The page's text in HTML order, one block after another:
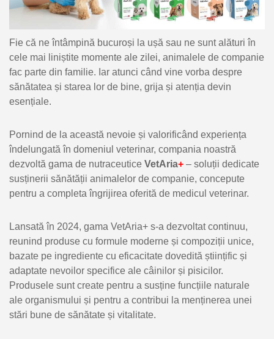
Fie că ne întâmpină bucuroși la ușă sau ne sunt alături în
cele mai liniștite momente ale zilei, animalele de companie
fac parte din familie. Iar atunci când vine vorba despre
sănătatea și starea lor de bine, grija și atenția devin
esențiale.
Pornind de la această nevoie și valorificând experiența
îndelungată în domeniul veterinar, compania noastră
dezvoltă gama de nutraceutice VetAria+ – soluții dedicate
susținerii sănătății animalelor de companie, concepute
pentru a completa îngrijirea oferită de medicul veterinar.
Lansată în 2024, gama VetAria+ s-a dezvoltat continuu,
reunind produse cu formule moderne și compoziții unice,
bazate pe ingrediente cu eficacitate dovedită științific și
adaptate nevoilor specifice ale câinilor și pisicilor.
Produsele sunt create pentru a susține funcțiile naturale
ale organismului și pentru a contribui la menținerea unei
stări bune de sănătate și vitalitate.